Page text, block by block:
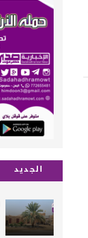
الجديد